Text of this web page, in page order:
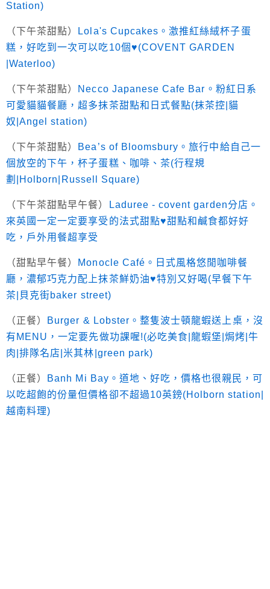
Station)
（下午茶甜點）
Lola's Cupcakes。激推紅絲絨杯子蛋
糕，好吃到一次可以吃10個♥(COVENT GARDEN
|Waterloo)
（下午茶甜點） Necco Japanese Cafe Bar。粉紅日系
可愛貓貓餐廳，超多抹茶甜點和日式餐點(抹茶控|貓
奴|Angel station)
（下午茶甜點） Bea’s of Bloomsbury。旅行中給自己一
個放空的下午，杯子蛋糕、咖啡、茶(行程規
劃|Holborn|Russell Square)
（下午茶甜點早午餐） Laduree - covent garden分店。
來英國一定一定要享受的法式甜點♥甜點和鹹食都好好
吃，戶外用餐超享受
（甜點早午餐） Monocle Café。日式風格悠閒咖啡餐
廳，濃郁巧克力配上抹茶鮮奶油♥特別又好喝(早餐下午
茶|貝克街baker street)
（正餐）
Burger & Lobster。整隻波士頓龍蝦送上桌，沒
有MENU，一定要先做功課喔!(必吃美食|龍蝦堡|焗烤|牛
肉|排隊名店|米其林|green park)
（正餐）
Banh Mi Bay。道地、好吃，價格也很親民，可
以吃超飽的份量但價格卻不超過10英鎊(Holborn station|
越南料理)